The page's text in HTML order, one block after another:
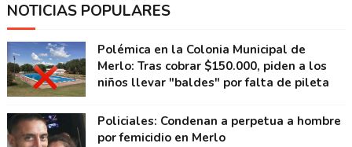
NOTICIAS POPULARES
Polémica en la Colonia Municipal de
Merlo: Tras cobrar $150.000, piden a los
niños llevar "baldes" por falta de pileta
Policiales: Condenan a perpetua a hombre
por femicidio en Merlo